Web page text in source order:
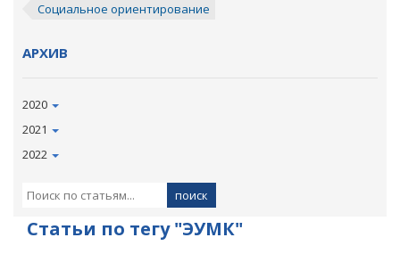
Социальное ориентирование
АРХИВ
2020
2021
2022
Статьи по тегу "ЭУМК"